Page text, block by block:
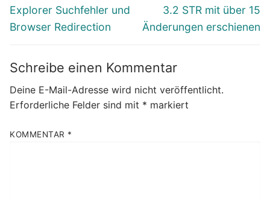
Beitrag:
Explorer Suchfehler und
Browser Redirection
Beitrag:3.2 STR mit über 15
Änderungen erschienen
Schreibe einen Kommentar
Deine E-Mail-Adresse wird nicht veröffentlicht.
Erforderliche Felder sind mit * markiert
KOMMENTAR *